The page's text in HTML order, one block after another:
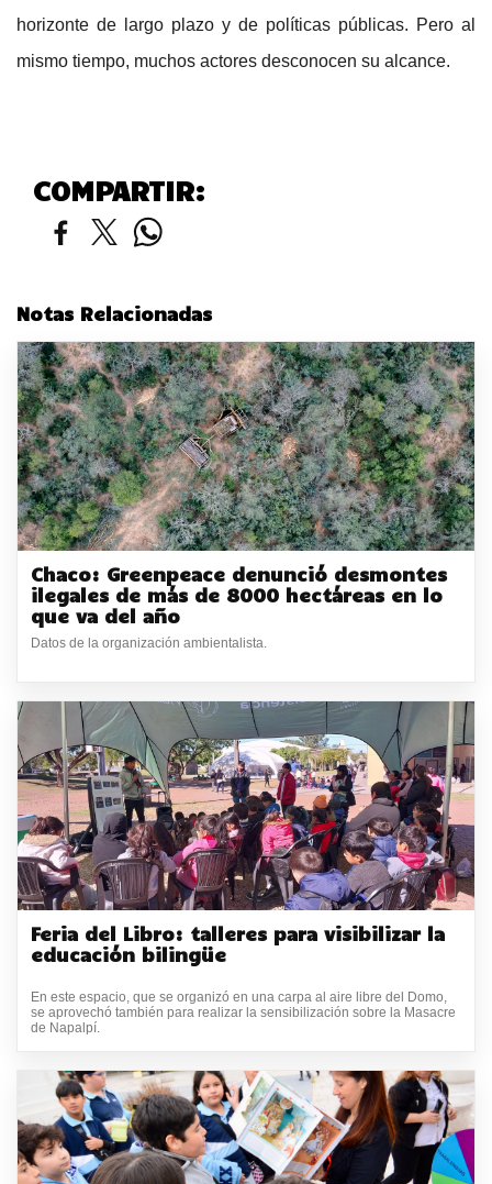
horizonte de largo plazo y de políticas públicas. Pero al
mismo tiempo, muchos actores desconocen su alcance.
COMPARTIR:
Notas Relacionadas
Chaco: Greenpeace denunció desmontes
ilegales de más de 8000 hectáreas en lo
que va del año
Datos de la organización ambientalista.
Feria del Libro: talleres para visibilizar la
educación bilingüe
En este espacio, que se organizó en una carpa al aire libre del Domo,
se aprovechó también para realizar la sensibilización sobre la Masacre
de Napalpí.